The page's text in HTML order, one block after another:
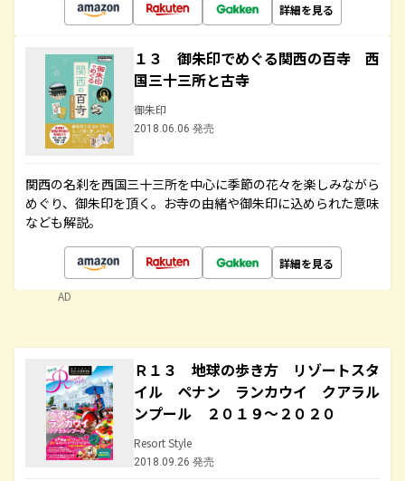
詳細を見る
１３ 御朱印でめぐる関西の百寺 西
国三十三所と古寺
御朱印
2018.06.06 発売
関西の名刹を西国三十三所を中心に季節の花々を楽しみながら
めぐり、御朱印を頂く。お寺の由緒や御朱印に込められた意味
なども解説。
詳細を見る
AD
Ｒ１３ 地球の歩き方 リゾートスタ
イル ペナン ランカウイ クアラル
ンプール ２０１９～２０２０
Resort Style
2018.09.26 発売